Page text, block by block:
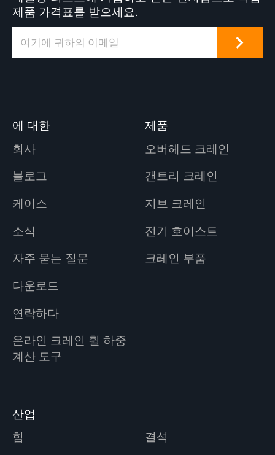
제품 가격표를 받으세요.
에 대한
회사
블로그
케이스
소식
자주 묻는 질문
다운로드
연락하다
온라인 크레인 휠 하중
계산 도구
제품
오버헤드 크레인
갠트리 크레인
지브 크레인
전기 호이스트
크레인 부품
산업
힘
결석